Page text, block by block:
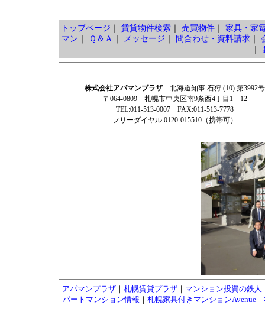
トップページ 賃貸物件検索｜ 売買物件｜ 家具・家
マン
Ｑ＆Ａ メッセージ 問合わせ・資料請求｜
株式会社アパマンプラザ北海道知事 石狩 (10) 第3992号
〒064-0809 札幌市中央区南9条西4丁目1－12
TEL:011-513-0007 FAX:011-513-7778
フリーダイヤル:0120-015510（携帯可）
アパマンプラザ ｜ 札幌賃貸プラザ ｜ マンション投資の鉄人
パートマンション情報 ｜ 札幌家具付きマンションAvenue｜